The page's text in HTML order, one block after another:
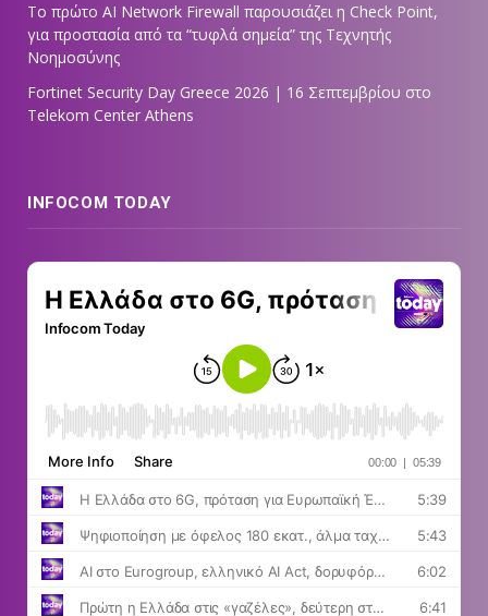
Tο πρώτο AI Network Firewall παρουσιάζει η Check Point,
για προστασία από τα “τυφλά σημεία” της Τεχνητής
Νοημοσύνης
Fortinet Security Day Greece 2026 | 16 Σεπτεμβρίου στο
Telekom Center Athens
INFOCOM TODAY